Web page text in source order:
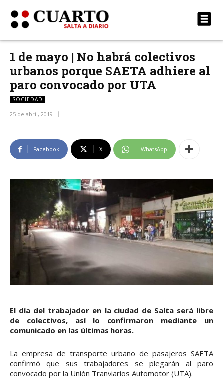
1 de mayo | No habrá colectivos
urbanos porque SAETA adhiere al
paro convocado por UTA
SOCIEDAD
25 de abril, 2019
Facebook X WhatsApp
El día del trabajador en la ciudad de Salta será libre
de colectivos, así lo confirmaron mediante un
comunicado en las últimas horas.
La empresa de transporte urbano de pasajeros SAETA
confirmó que sus trabajadores se plegarán al paro
convocado por la Unión Tranviarios Automotor (UTA).